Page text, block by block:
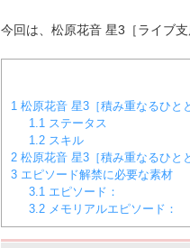
今回は、松原花音 星3［ライブ
1 松原花音 星3［積み重なるひと
1.1 ステータス
1.2スキル
2 松原花音 星3［積み重なるひと
3 エピソード解禁に必要な素材
3.1 エピソード：
3.2メモリアルエピソード：